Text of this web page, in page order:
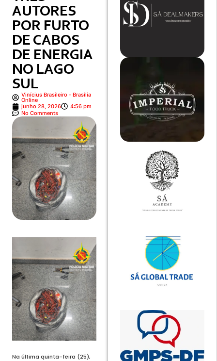
AUTORES
POR FURTO
DE CABOS
DE ENERGIA
NO LAGO
SUL
Vinícius Brasileiro - Brasília
Online
junho 28, 2026
4:56 pm
No Comments
Na última quinta-feira (25),